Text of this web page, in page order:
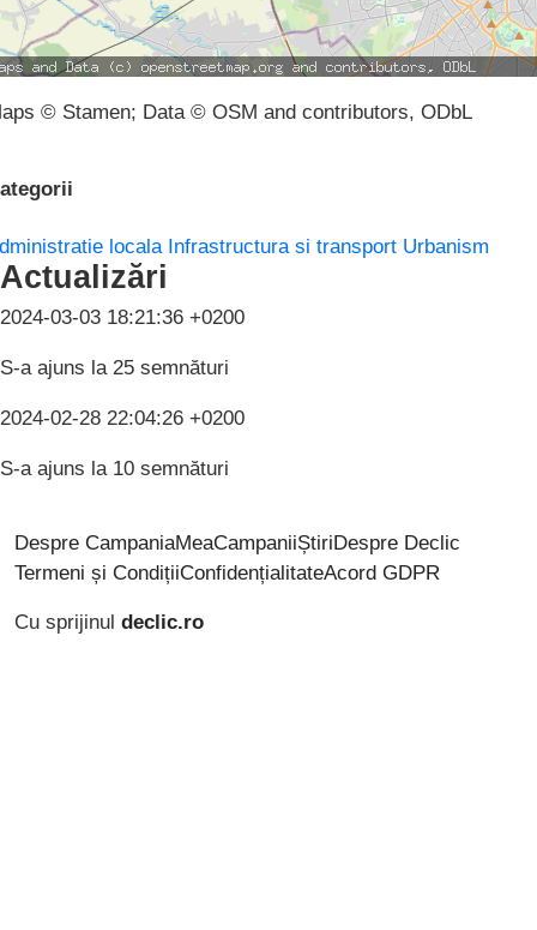
© Stamen; Data © OSM and contributors, ODbL
locala Infrastructura si transport Urbanism
Actualizări
2024-03-03 18:21:36 +0200
S-a ajuns la 25 semnături
2024-02-28 22:04:26 +0200
S-a ajuns la 10 semnături
Despre CampaniaMeaCampaniiȘtiriDespre Declic
Termeni și CondițiiConfidențialitateAcord GDPR
Cu sprijinul declic.ro